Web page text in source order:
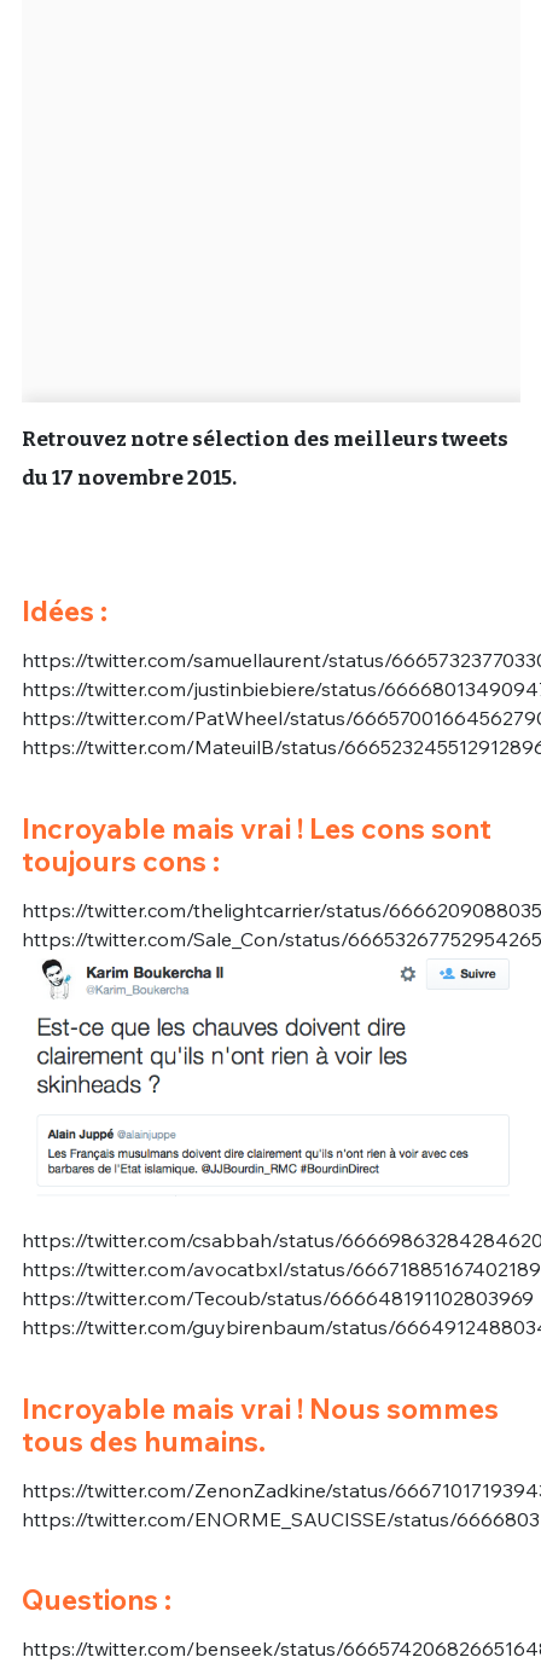
Retrouvez notre sélection des meilleurs tweets
du 17 novembre 2015.
Idées :
https://twitter.com/samuellaurent/status/
https://twitter.com/justinbiebiere/status/
https://twitter.com/PatWheel/status/
https://twitter.com/MateuilB/status/
Incroyable mais vrai ! Les cons sont
toujours cons :
https://twitter.com/thelightcarrier/status/
https://twitter.com/Sale_Con/status/
https://twitter.com/csabbah/status/
https://twitter.com/avocatbxl/status/
https://twitter.com/Tecoub/status/666648191102803969
https://twitter.com/guybirenbaum/status/
Incroyable mais vrai ! Nous sommes
tous des humains.
https://twitter.com/ZenonZadkine/status/
https://twitter.com/ENORME_SAUCISSE/status/
Questions :
https://twitter.com/benseek/status/